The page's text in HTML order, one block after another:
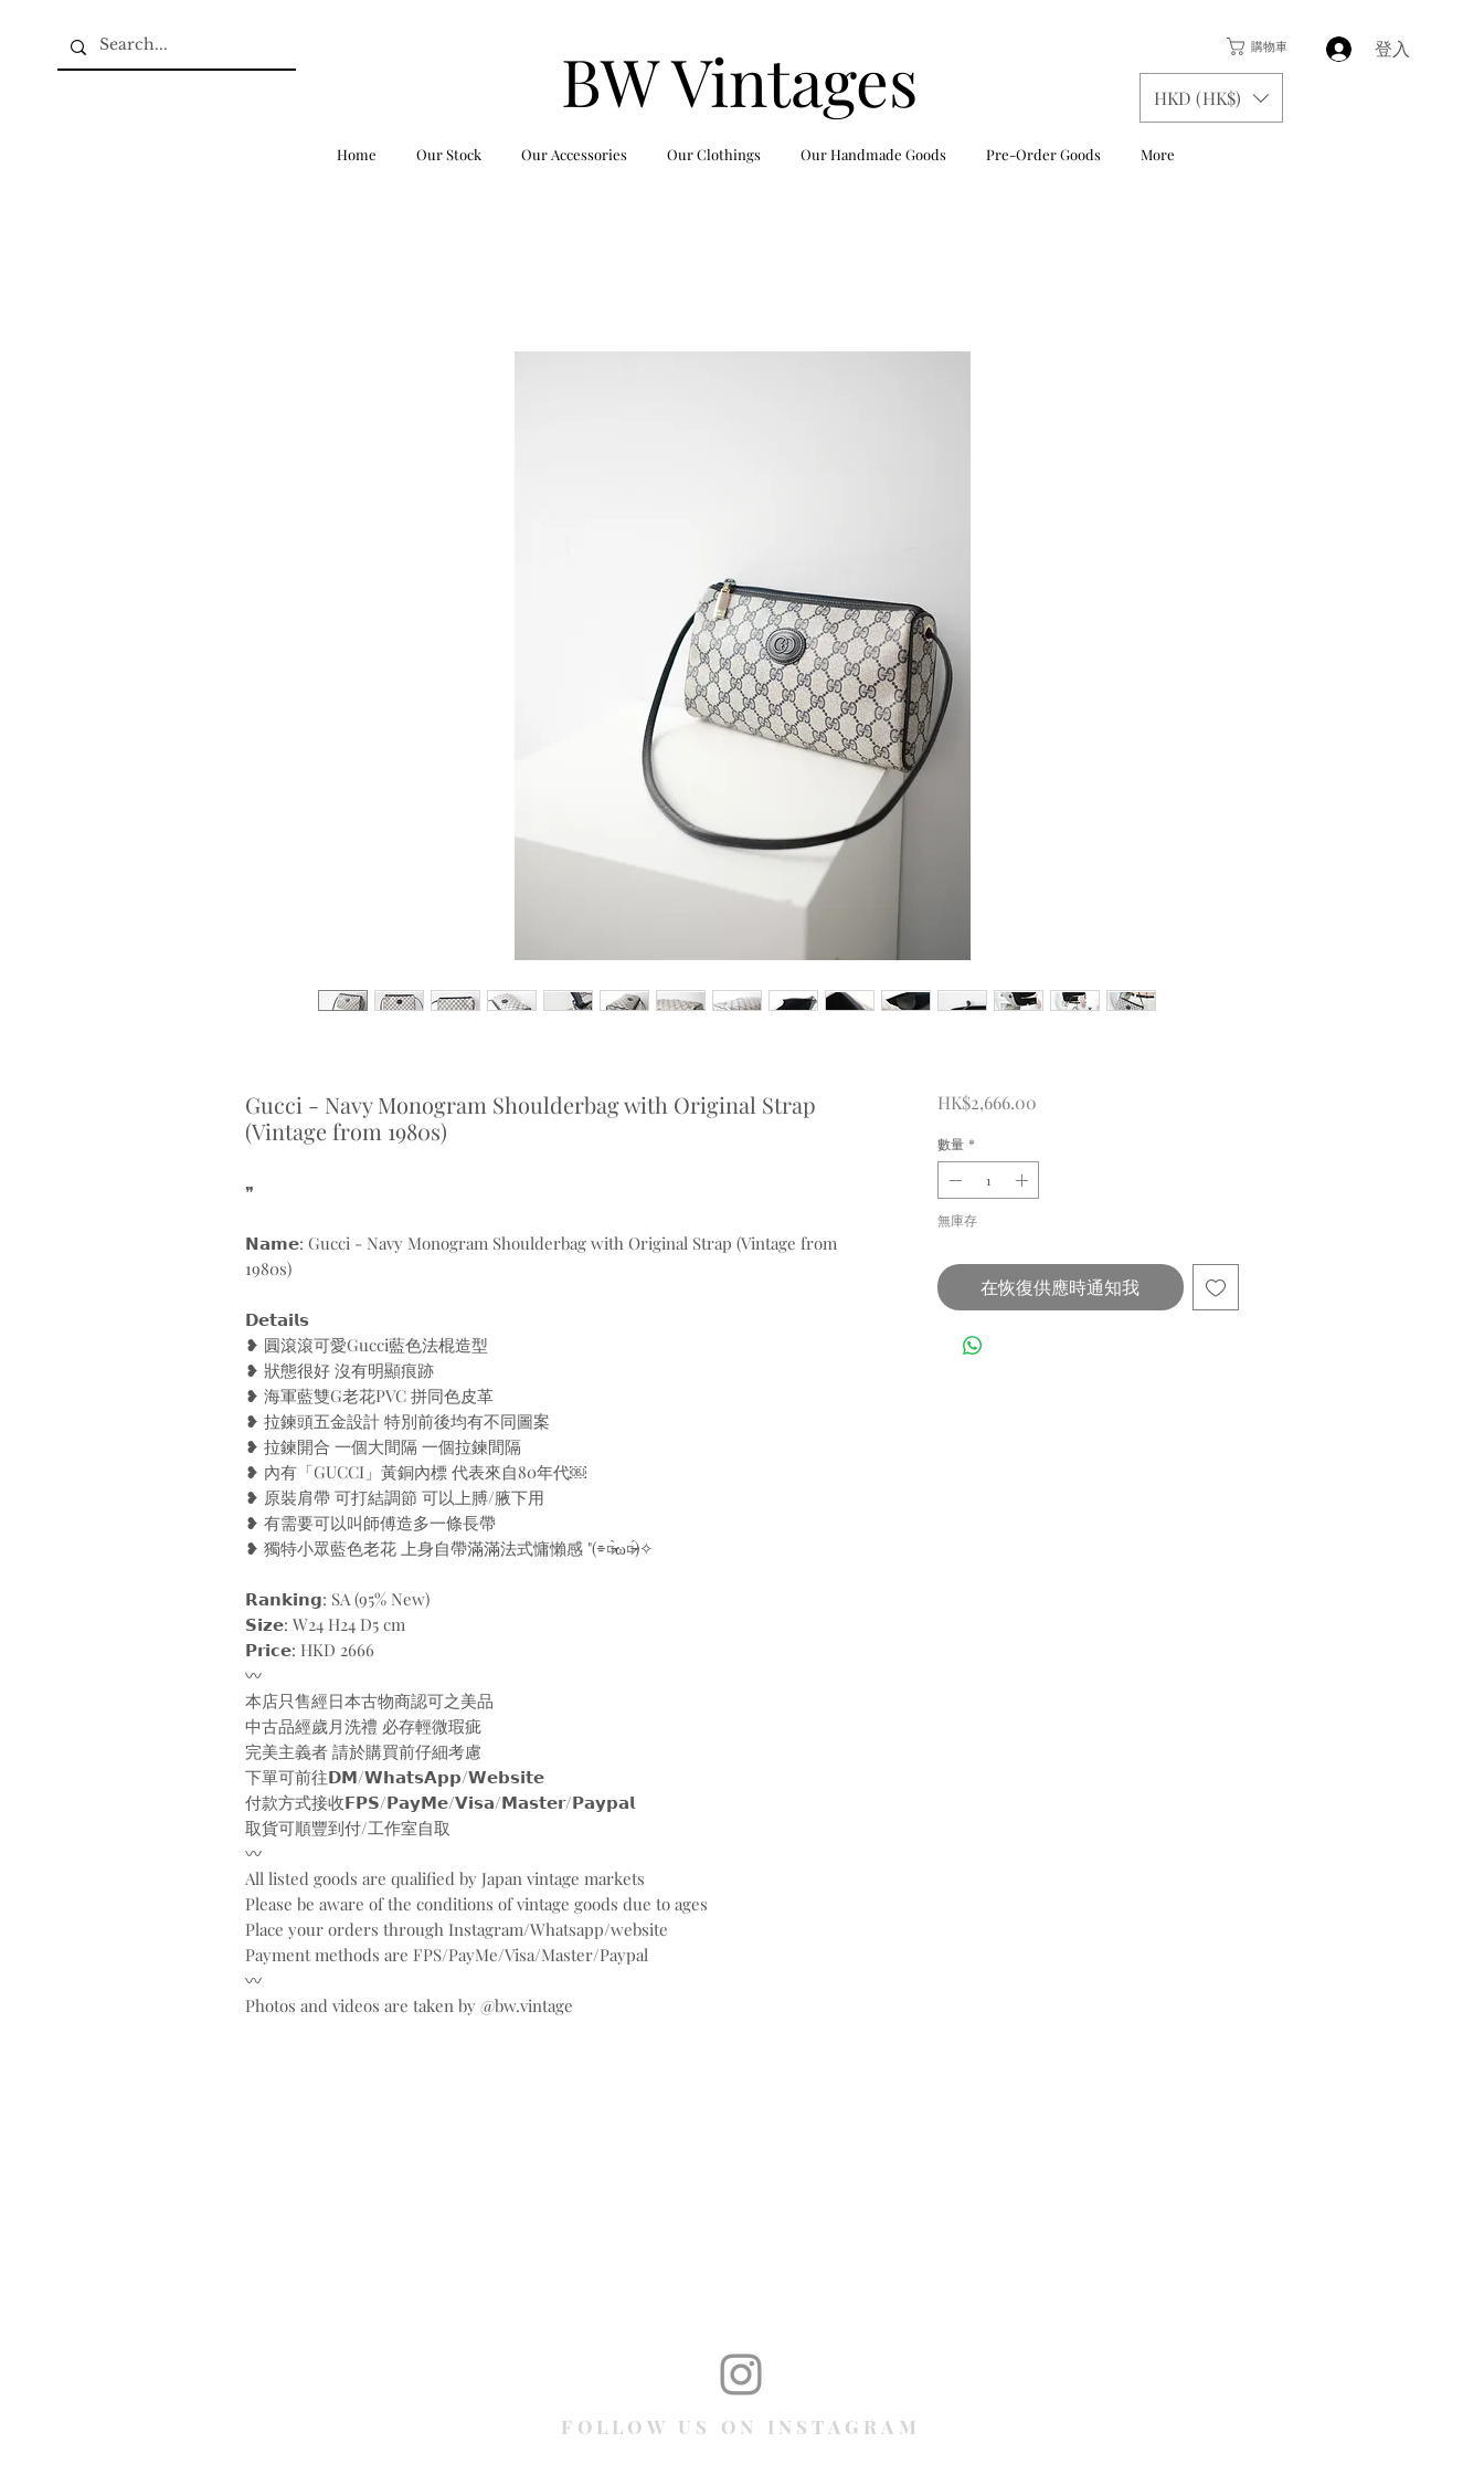
BW Vintages 購物車 登入
Home Our Stock Our Accessories Our Clothings Our Handmade Goods Pre-Order Goods More
HKD (HK$)
Gucci - Navy Monogram Shoulderbag with Original Strap
(Vintage from 1980s)
❞
𝗡𝗮𝗺𝗲: Gucci - Navy Monogram Shoulderbag with Original Strap (Vintage from
1980s)
𝗗𝗲𝘁𝗮𝗶𝗹𝘀
❥ 圓滾滾可愛Gucci藍色法棍造型
❥ 狀態很好 沒有明顯痕跡
❥ 海軍藍雙G老花PVC 拼同色皮革
❥ 拉鍊頭五金設計 特別前後均有不同圖案
❥ 拉鍊開合 一個大間隔 一個拉鍊間隔
❥ 內有「GUCCI」黃銅內標 代表來自80年代￼
❥ 原裝肩帶 可打結調節 可以上膊/腋下用
❥ 有需要可以叫師傅造多一條長帶
❥ 獨特小眾藍色老花 上身自帶滿滿法式慵懶感 "(⌯︎¤̴̶̷̀ω¤̴̶̷́)✧︎
𝗥𝗮𝗻𝗸𝗶𝗻𝗴: SA (95% New)
𝗦𝗶𝘇𝗲: W24 H24 D5 cm
𝗣𝗿𝗶𝗰𝗲: HKD 2666
〰️
本店只售經日本古物商認可之美品
中古品經歲月洗禮 必存輕微瑕疵
完美主義者 請於購買前仔細考慮
下單可前往𝗗𝗠/𝗪𝗵𝗮𝘁𝘀𝗔𝗽𝗽/𝗪𝗲𝗯𝘀𝗶𝘁𝗲
付款方式接收𝗙𝗣𝗦/𝗣𝗮𝘆𝗠𝗲/𝗩𝗶𝘀𝗮/𝗠𝗮𝘀𝘁𝗲𝗿/𝗣𝗮𝘆𝗽𝗮𝗹
取貨可順豐到付/工作室自取
〰️
All listed goods are qualified by Japan vintage markets
Please be aware of the conditions of vintage goods due to ages
Place your orders through Instagram/Whatsapp/website
Payment methods are FPS/PayMe/Visa/Master/Paypal
〰️
Photos and videos are taken by @bw.vintage
HK$2,666.00價
數量 *
無庫存
在恢復供應時通知我
FOLLOW US ON INSTAGRAM